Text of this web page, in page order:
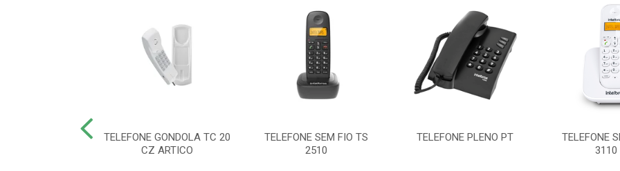
TELEFONE GONDOLA TC 20
CZ ARTICO
TELEFONE SEM FIO TS
2510
TELEFONE PLENO PT
TELEFONE
3110